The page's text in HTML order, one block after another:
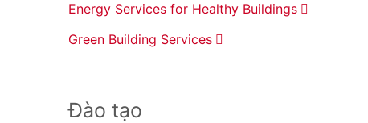
Energy Services for Healthy Buildings
Green Building Services
Đào tạo